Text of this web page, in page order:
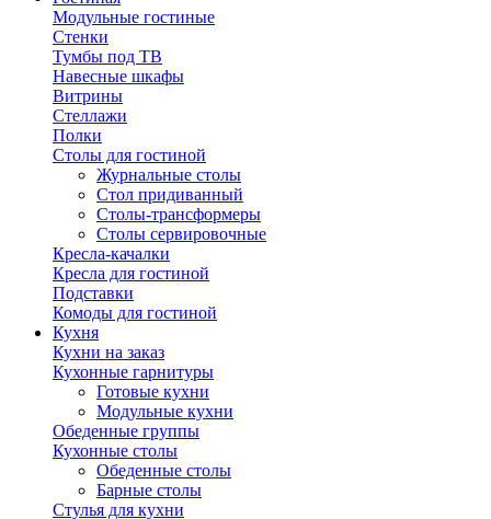
Модульные гостиные
Стенки
Тумбы под ТВ
Навесные шкафы
Витрины
Стеллажи
Полки
Столы для гостиной
Журнальные столы
Стол придиванный
Столы-трансформеры
Столы сервировочные
Кресла-качалки
Кресла для гостиной
Подставки
Комоды для гостиной
Кухня
Кухни на заказ
Кухонные гарнитуры
Готовые кухни
Модульные кухни
Обеденные группы
Кухонные столы
Обеденные столы
Барные столы
Стулья для кухни